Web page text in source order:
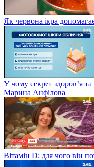
Як червона ікра
У чому секрет здоров’я
Марина Анфілова
Вітамін D: для чого він